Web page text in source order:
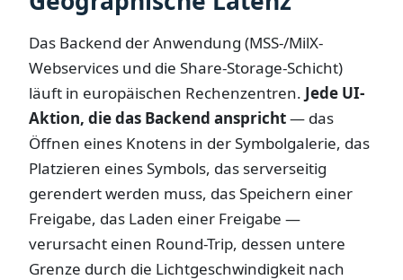
Das Backend der Anwendung (MSS-/MilX-
Webservices und die Share-Storage-Schicht)
läuft in europäischen Rechenzentren. Jede UI-
Aktion, die das Backend anspricht— das
Öffnen eines Knotens in der Symbolgalerie, das
Platzieren eines Symbols, das serverseitig
gerendert werden muss, das Speichern einer
Freigabe, das Laden einer Freigabe —
verursacht einen Round-Trip, dessen untere
Grenze durch die Lichtgeschwindigkeit nach